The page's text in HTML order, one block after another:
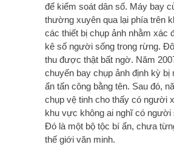
để kiểm soát dân số. Máy bay
thường xuyên qua lại phía trên
các thiết bị chụp ảnh nhằm xác
kê số người sống trong rừng.
thu được thật bất ngờ. Năm
chuyến bay chụp ảnh định kỳ bị
ẩn tấn công bằng tên. Sau đó,
chụp vệ tinh cho thấy có người
khu vực không ai nghĩ có người
Đó là một bộ tộc bí ẩn, chưa
thế giới văn minh.